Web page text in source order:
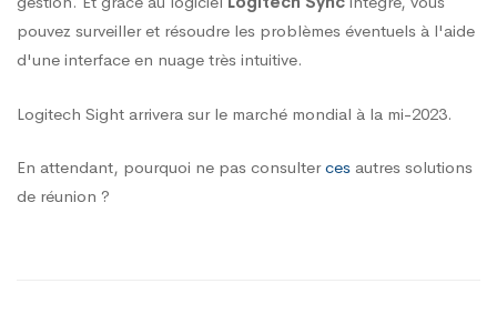
pouvez surveiller et résoudre les problèmes éventuels à l'aide
d'une interface en nuage très intuitive.
Logitech Sight arrivera sur le marché mondial à la mi-2023.
En attendant, pourquoi ne pas consulterces autres solutions
de réunion ?